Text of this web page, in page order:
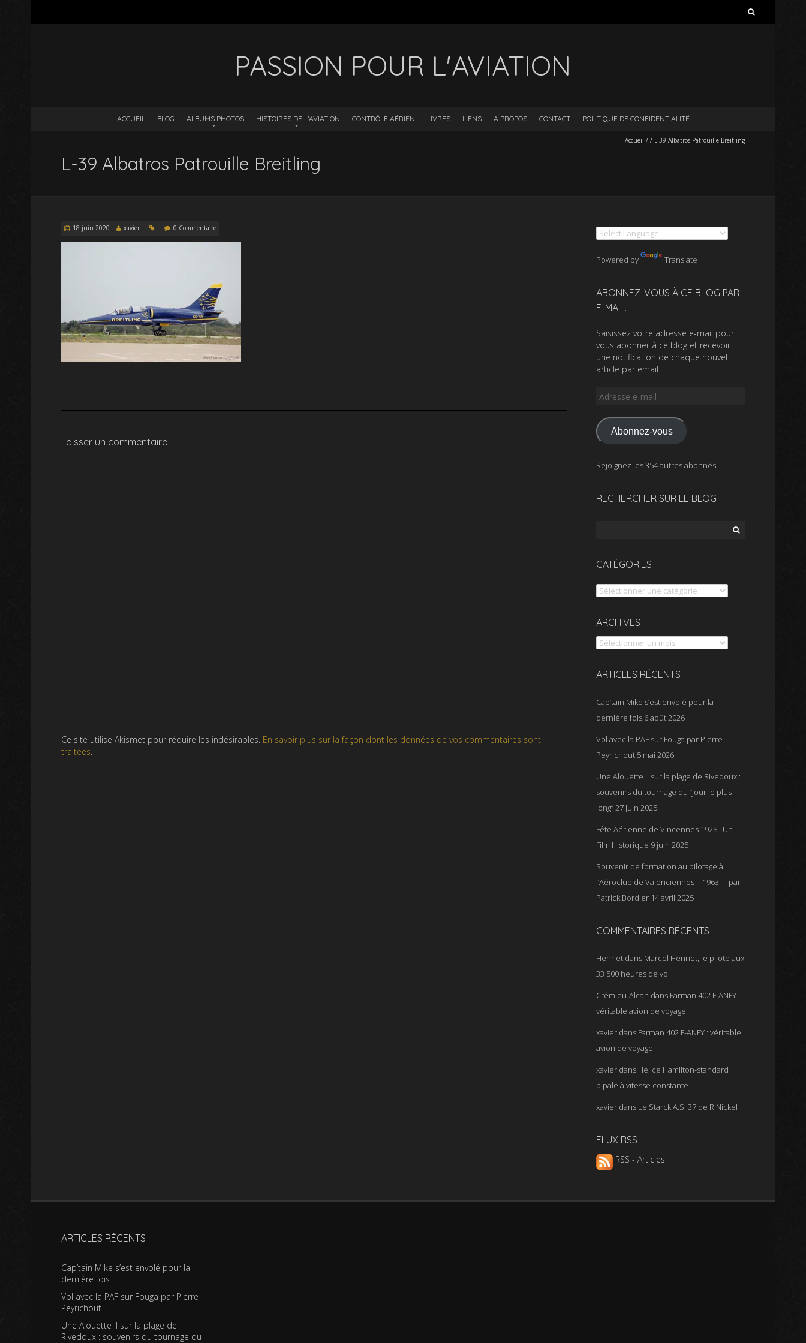
PASSION POUR L'AVIATION
ACCUEIL BLOG ALBUMS PHOTOS HISTOIRES DE L’AVIATION CONTRÔLE AÉRIEN LIVRES LIENS A PROPOS CONTACT POLITIQUE DE CONFIDENTIALITÉ
Accueil // L-39 Albatros Patrouille Breitling
L-39 Albatros Patrouille Breitling
18 juin 2020 xavier 0 Commentaire
Laisser un commentaire
Ce site utilise Akismet pour réduire les indésirables. En savoir plus sur la façon dont les données de vos commentaires sont
traitées.
Powered by Translate
ABONNEZ-VOUS À CE BLOG PAR
E-MAIL.
Saisissez votre adresse e-mail pour
vous abonner à ce blog et recevoir
une notification de chaque nouvel
article par email.
Adresse
mail
Abonnez-vous
Rejoignez les 354 autres abonnés
RECHERCHER SUR LE BLOG :
CATÉGORIES
Catégories
ARCHIVES
Archives
ARTICLES RÉCENTS
Cap’tain Mike s’est envolé pour la
dernière fois 6 août 2026
Vol avec la PAF sur Fouga par Pierre
Peyrichout 5 mai 2026
Une Alouette II sur la plage de Rivedoux :
souvenirs du tournage du “Jour le plus
long”27 juin 2025
Fête Aérienne de Vincennes 1928 : Un
Film Historique 9 juin 2025
Souvenir de formation au pilotage à
l’Aéroclub de Valenciennes – 1963 – par
Patrick Bordier 14 avril 2025
COMMENTAIRES RÉCENTS
Henriet dans Marcel Henriet, le pilote aux
33 500 heures de vol
Crémieu-Alcan dans Farman 402 F-ANFY :
véritable avion de voyage
xavier dans Farman 402 F-ANFY : véritable
avion de voyage
xavier dans Hélice Hamilton-standard
bipale à vitesse constante
xavier dans Le Starck A.S. 37 de R.Nickel
FLUX RSS
RSS - Articles
ARTICLES RÉCENTS
Cap’tain Mike s’est envolé pour la
dernière fois
Vol avec la PAF sur Fouga par Pierre
Peyrichout
Une Alouette II sur la plage de
Rivedoux : souvenirs du tournage du